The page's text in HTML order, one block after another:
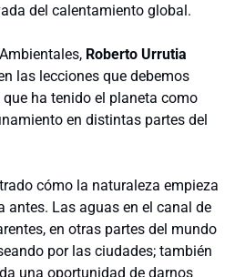
del calentamiento global.
Roberto Urrutia
las lecciones que debemos
ha tenido el planeta como
en distintas partes del
cómo la naturaleza empieza
antes. Las aguas en el canal de
en otras partes del mundo
por las ciudades; también
una oportunidad de darnos